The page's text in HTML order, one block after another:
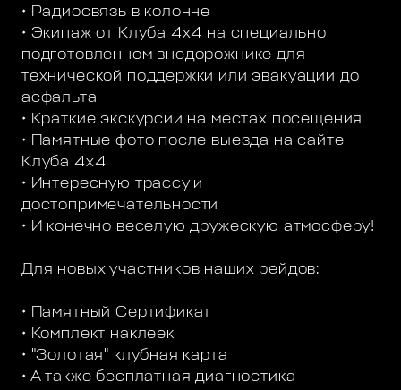
• Радиосвязь в колонне
• Экипаж от Клуба 4х4 на специально
подготовленном внедорожнике для
технической поддержки или эвакуации до
асфальта
• Краткие экскурсии на местах посещения
• Памятные фото после выезда на сайте
Клуба 4х4
• Интересную трассу и
достопримечательности
• И конечно веселую дружескую атмосферу!
Для новых участников наших рейдов:
• Памятный Сертификат
• Комплект наклеек
• "Золотая" клубная карта
• А также бесплатная диагностика-